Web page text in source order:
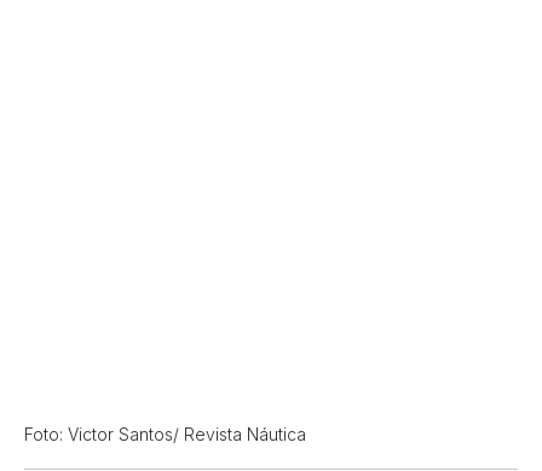
Foto: Victor Santos/ Revista Náutica